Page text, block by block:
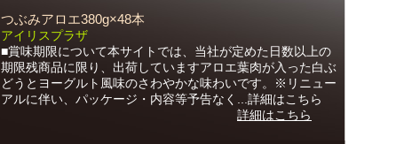
つぶみアロエ380g×48本
アイリスプラザ
■賞味期限について本サイトでは、当社が定めた日数以上の
期限残商品に限り、出荷していますアロエ葉肉が入った白ぶ
どうとヨーグルト風味のさわやかな味わいです。※リニュー
アルに伴い、パッケージ・内容等予告なく...詳細はこちら
詳細はこちら